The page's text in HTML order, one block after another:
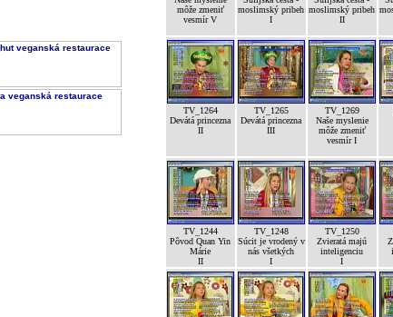
môže zmeniť
vesmír V
moslimský pribeh
I
moslimský pribeh
II
TV_1264
Devátá princezna
II
TV_1265
Devátá princezna
III
TV_1269
Naše myslenie
môže zmeniť
vesmír I
TV_1244
Pôvod Quan Yin
Márie
II
TV_1248
Súcit je vrodený v
nás všetkých
I
TV_1250
Zvieratá majú
inteligenciu
I